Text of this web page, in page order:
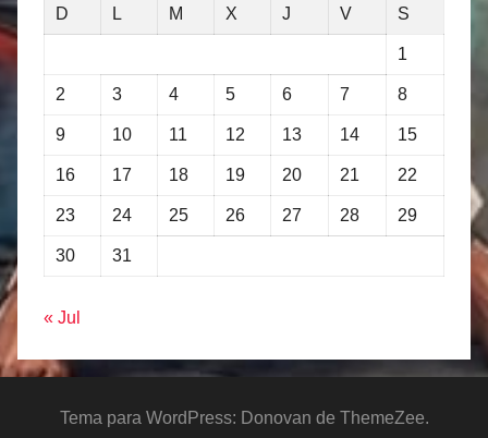
D
L M X J V S
1
2 3 4 5 6 7 8
9 10 11 12 13 14 15
16 17 18 19 20 21 22
23 24 25 26 27 28 29
30 31
« Jul
Tema para WordPress: Donovan de ThemeZee.